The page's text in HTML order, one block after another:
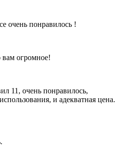
очень понравилось !
огромное!
11, очень понравилось,
и адекватная цена.